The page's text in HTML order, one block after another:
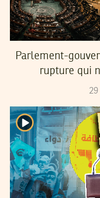
Parlement-
rupture qui
29